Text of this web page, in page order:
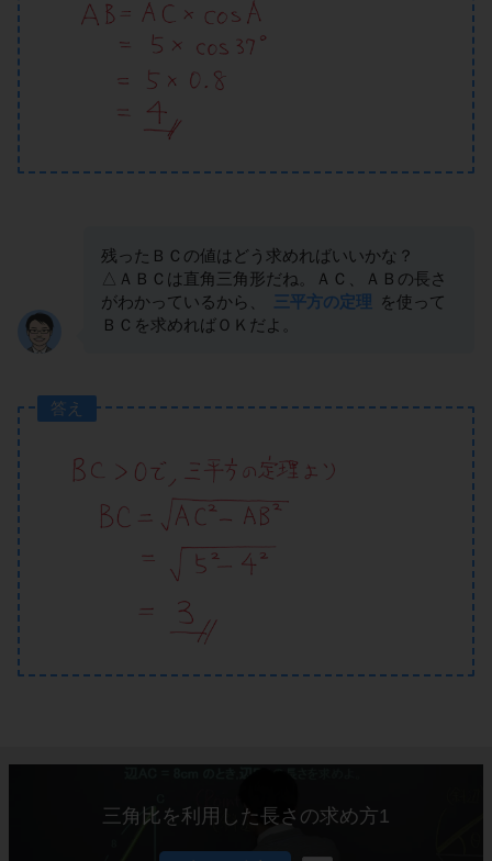
残ったＢＣの値はどう求めればいいかな？
△ＡＢＣは直角三角形だね。ＡＣ、ＡＢの長さ
がわかっているから、
三平方の定理 を使って
ＢＣを求めればＯＫだよ。
答え
三角比を利用した長さの求め方1